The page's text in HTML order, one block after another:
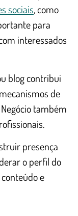
sociais, como
para
interessados
blog contribui
de
também
presença
o perfil do
e